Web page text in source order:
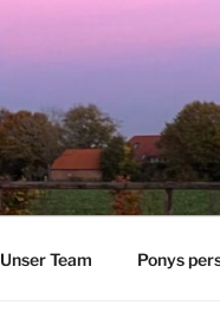
Unser Team Ponys